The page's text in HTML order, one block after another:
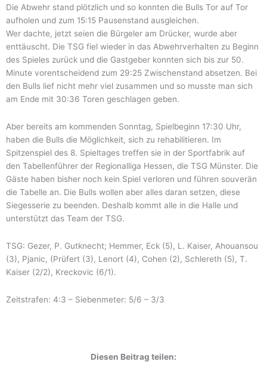
Die Abwehr stand plötzlich und so konnten die Bulls Tor auf Tor
aufholen und zum 15:15 Pausenstand ausgleichen.
Wer dachte, jetzt seien die Bürgeler am Drücker, wurde aber
enttäuscht. Die TSG fiel wieder in das Abwehrverhalten zu Beginn
des Spieles zurück und die Gastgeber konnten sich bis zur 50.
Minute vorentscheidend zum 29:25 Zwischenstand absetzen. Bei
den Bulls lief nicht mehr viel zusammen und so musste man sich
am Ende mit 30:36 Toren geschlagen geben.
Aber bereits am kommenden Sonntag, Spielbeginn 17:30 Uhr,
haben die Bulls die Möglichkeit, sich zu rehabilitieren. Im
Spitzenspiel des 8. Spieltages treffen sie in der Sportfabrik auf
den Tabellenführer der Regionalliga Hessen, die TSG Münster. Die
Gäste haben bisher noch kein Spiel verloren und führen souverän
die Tabelle an. Die Bulls wollen aber alles daran setzen, diese
Siegesserie zu beenden. Deshalb kommt alle in die Halle und
unterstützt das Team der TSG.
TSG: Gezer, P. Gutknecht; Hemmer, Eck (5), L. Kaiser, Ahouansou
(3), Pjanic, (Prüfert (3), Lenort (4), Cohen (2), Schlereth (5), T.
Kaiser (2/2), Kreckovic (6/1).
Zeitstrafen: 4:3 – Siebenmeter: 5/6 – 3/3
Diesen Beitrag teilen: